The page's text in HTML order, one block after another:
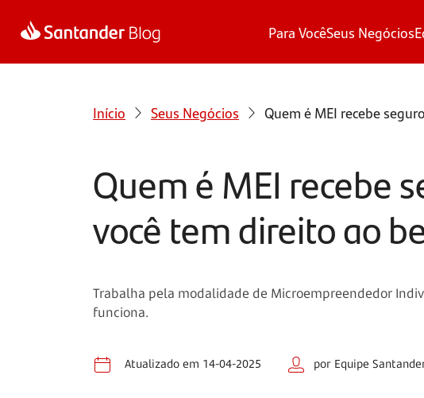
Para VocêSeus Negócios
Início Seus Negócios Quem é MEI recebe
Quem é MEI recebe
você tem direito ao
Trabalha pela modalidade de Microempreendedor
funciona.
Atualizado em 14-04-2025 por Equipe